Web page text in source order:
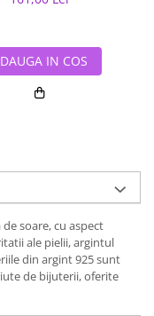
IN COS
soare, cu aspect
ale pielii, argintul
din argint 925 sunt
de bijuterii, oferite